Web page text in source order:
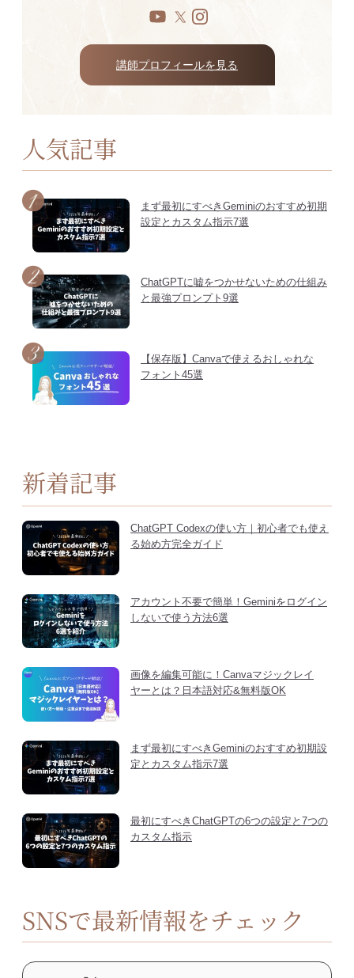
講師プロフィールを見る
人気記事
まず最初にすべきGeminiのおすすめ初期
設定とカスタム指示7選
ChatGPTに嘘をつかせないための仕組み
と最強プロンプト9選
【保存版】Canvaで使えるおしゃれな
フォント45選
新着記事
ChatGPT Codexの使い方｜初心者でも使え
る始め方完全ガイド
アカウント不要で簡単！Geminiをログイン
しないで使う方法6選
画像を編集可能に！Canvaマジックレイ
ヤーとは？日本語対応&無料版OK
まず最初にすべきGeminiのおすすめ初期設
定とカスタム指示7選
最初にすべきChatGPTの6つの設定と7つの
カスタム指示
SNSで最新情報をチェック